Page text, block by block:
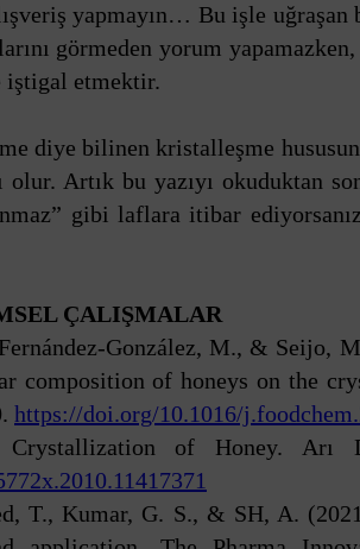
yapmayın… Bu işle
görmeden yorum
iştigal etmektir.
diye bilinen kristalleşme
Artık bu yazıyı okuduktan
gibi laflara itibar
ÇALIŞMALAR
González, M., & Seijo,
composition of honeys on the
https://doi.org/10.1016/
of Honey. Arı
T., Kumar, G. S., & SH, A.